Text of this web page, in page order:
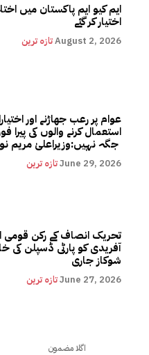
ایم کیو ایم پاکستان میں
اختیار کر گئے
تازہ ترینAugust 2, 2026
عوام پر رعب جھاڑنے اور
استعمال کرنے والوں کی پیرا
تازہ ترینJune 29, 2026
تحریک انصاف کے رکن قومی
آفریدی کو پارٹی ڈسپلن کی
شوکاز جاری
تازہ ترینJune 27, 2026
اگلا مضمون